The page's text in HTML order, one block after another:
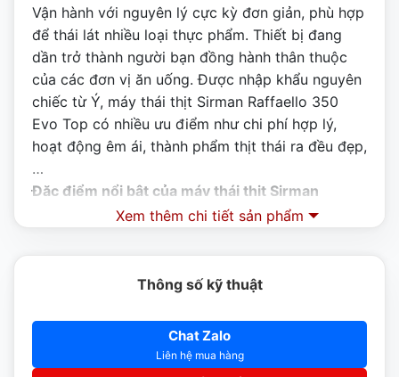
Vận hành với nguyên lý cực kỳ đơn giản, phù hợp
để thái lát nhiều loại thực phẩm. Thiết bị đang
dần trở thành người bạn đồng hành thân thuộc
của các đơn vị ăn uống. Được nhập khẩu nguyên
chiếc từ Ý, máy thái thịt Sirman Raffaello 350
Evo Top có nhiều ưu điểm như chi phí hợp lý,
hoạt động êm ái, thành phẩm thịt thái ra đều đẹp,
…
Đặc điểm nổi bật của máy thái thịt Sirman
Raffaello 350 Evo Top
– Khoảng cách giữa lưỡi dao và động cơ lớn giúp
– Phần mũi lái và đinh ốc dược làm bằng inox
– Lưỡi dao nghiêng 35 độ đảm bảo tốc độ thái
Xem thêm chi tiết sản phẩm
Thông số kỹ thuật
Chat Zalo
Liên hệ mua hàng